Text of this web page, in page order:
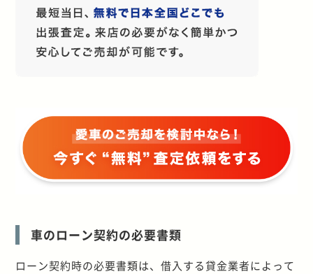
車のローン契約の必要書類
ローン契約時の必要書類は、借入する貸金業者によって